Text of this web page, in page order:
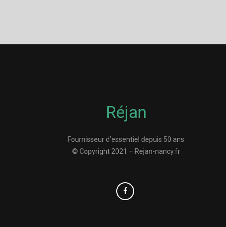
Réjan
Fournisseur d’essentiel depuis 50 ans
© Copyright 2021 – Rejan-nancy.fr